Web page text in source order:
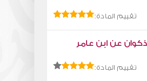
تقييم المادة:
عن ابن عامر
تقييم المادة: